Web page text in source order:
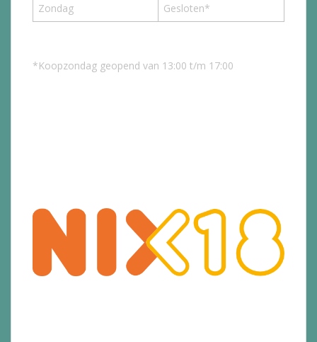
Zondag
Gesloten*
*Koopzondag geopend van 13:00 t/m 17:00